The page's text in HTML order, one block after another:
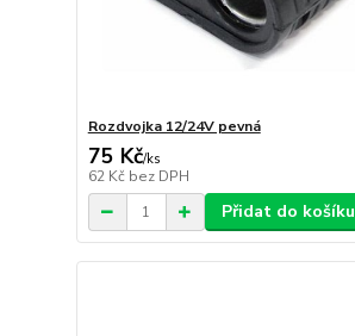
Rozdvojka 12/24V pevná
75 Kč/ks
62 Kč bez DPH
Přidat do košíku